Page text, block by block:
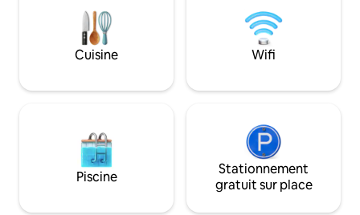
Cuisine Wifi
Piscine
Stationnement
gratuit sur place